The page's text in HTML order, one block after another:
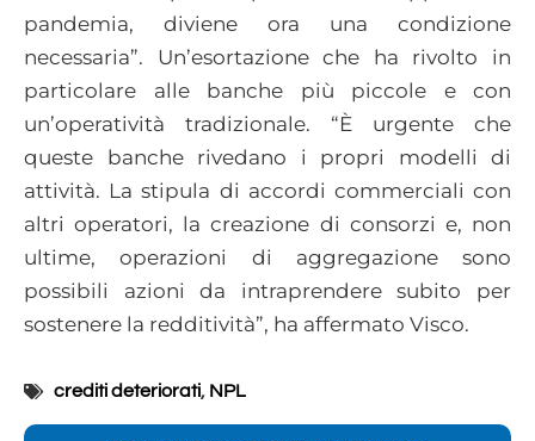
pandemia, diviene ora una condizione
necessaria”. Un’esortazione che ha rivolto in
particolare alle banche più piccole e con
un’operatività tradizionale. “È urgente che
queste banche rivedano i propri modelli di
attività. La stipula di accordi commerciali con
altri operatori, la creazione di consorzi e, non
ultime, operazioni di aggregazione sono
possibili azioni da intraprendere subito per
sostenere la redditività”, ha affermato Visco.
crediti deteriorati, NPL